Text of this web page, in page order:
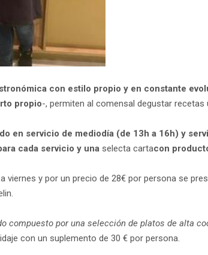
con estilo propio y en constante
propio-, permiten al comensal degustar
en servicio de mediodía (de 13h a 16h) y
cada servicio y una selecta cartacon
viernes y por un precio de 28€ por persona se
compuesto por una selección de platos de alta
con un suplemento de 30 € por persona.